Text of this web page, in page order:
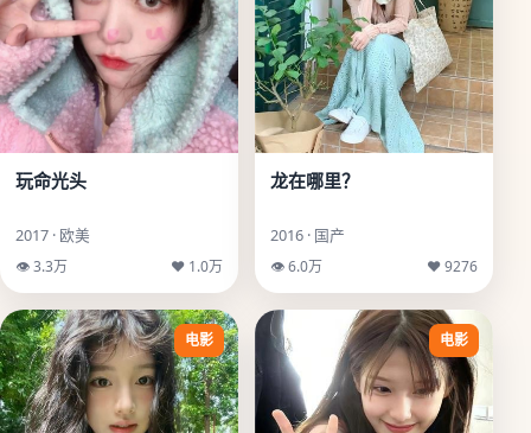
玩命光头
2017 · 欧美
👁 3.3万 ♥ 1.0万
龙在哪里？
2016 · 国产
👁 6.0万 ♥ 9276
电影 电影